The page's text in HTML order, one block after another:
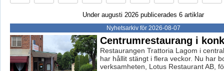
Under augusti 2026 publicerades 6 artiklar
Nyhetsarkiv för 2026-08-07
Centrumrestaurang i
Restaurangen Trattoria Lagom i
har hållit stängt i flera veckor. Nu har
verksamheten, Lotus Restaurant AB,